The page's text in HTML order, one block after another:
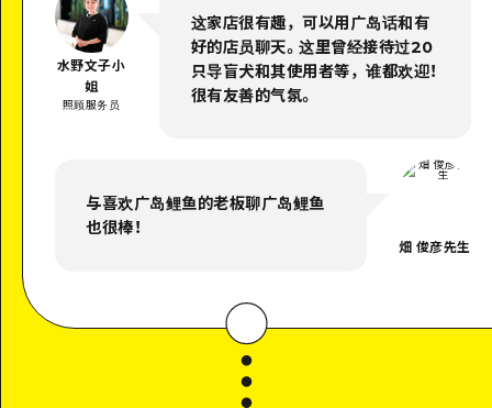
水野文子小
姐
照顾服务员
这家店很有趣，可以用广岛话和有
好的店员聊天。这里曾经接待过20
只导盲犬和其使用者等，谁都欢迎！
很有友善的气氛。
畑 俊彦先生
与喜欢广岛鲤鱼的老板聊广岛鲤鱼
也很棒！